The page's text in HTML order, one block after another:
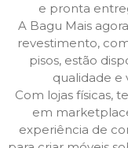
e pronta
A Bagu Mais
revestimento,
pisos, estão
qualidade e
Com lojas físicas,
em
experiência de